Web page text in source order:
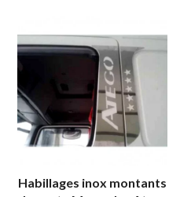
Habillages inox montants